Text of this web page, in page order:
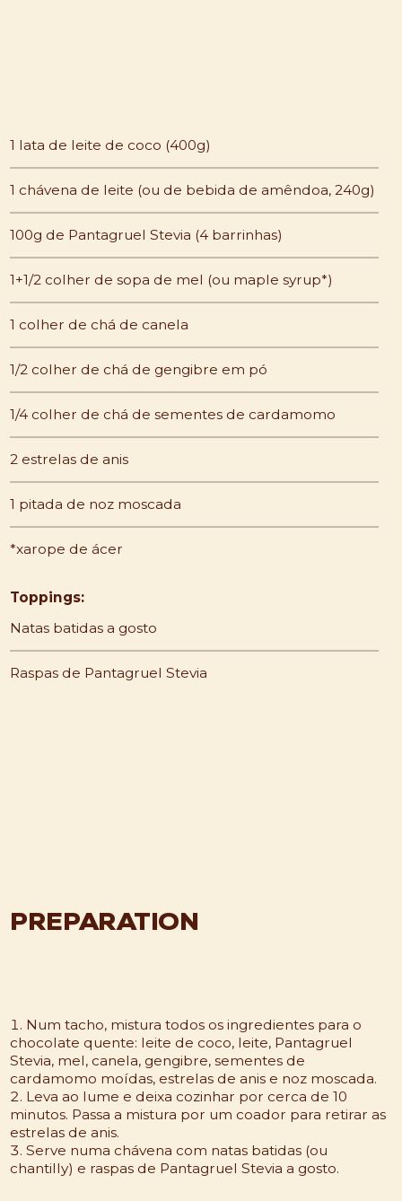
1 lata de leite de coco (400g)
1 chávena de leite (ou de bebida de amêndoa, 240g)
100g de Pantagruel Stevia (4 barrinhas)
1+1/2 colher de sopa de mel (ou maple syrup*)
1 colher de chá de canela
1/2 colher de chá de gengibre em pó
1/4 colher de chá de sementes de cardamomo
2 estrelas de anis
1 pitada de noz moscada
*xarope de ácer
Toppings:
Natas batidas a gosto
Raspas de Pantagruel Stevia
PREPARATION
Num tacho, mistura todos os ingredientes para o
chocolate quente: leite de coco, leite, Pantagruel
Stevia, mel, canela, gengibre, sementes de
cardamomo moídas, estrelas de anis e noz moscada.
Leva ao lume e deixa cozinhar por cerca de 10
minutos. Passa a mistura por um coador para retirar as
estrelas de anis.
Serve numa chávena com natas batidas (ou
chantilly) e raspas de Pantagruel Stevia a gosto.